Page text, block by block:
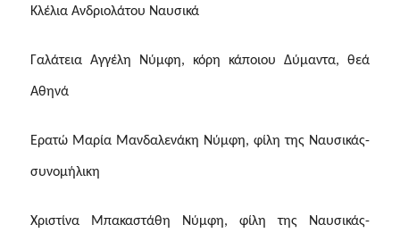
Κλέλια Ανδριολάτου Ναυσικά
Γαλάτεια Αγγέλη Νύμφη, κόρη κάποιου Δύμαντα, θεά
Αθηνά
Ερατώ Μαρία Μανδαλενάκη Νύμφη, φίλη της Ναυσικάς-
συνομήλικη
Χριστίνα Μπακαστάθη Νύμφη, φίλη της Ναυσικάς-